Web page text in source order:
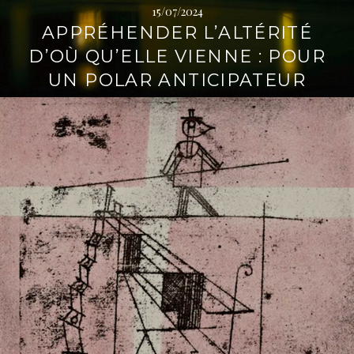
15/07/2024
APPRÉHENDER L’ALTÉRITÉ
D’OÙ QU’ELLE VIENNE : POUR
UN POLAR ANTICIPATEUR
L
e
l
s
u
i
t
e
→